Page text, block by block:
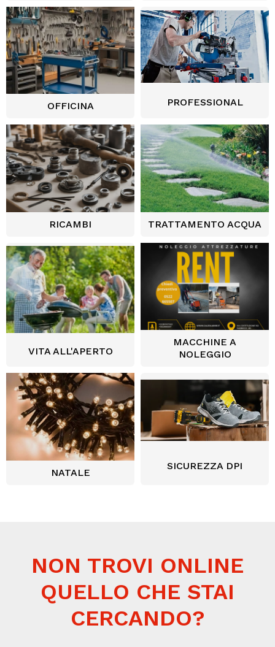
Corrente di uscita carica batteria:
Livello di potenza sonora garantito (LwA)
dB(A):96
Livello di pressione sonora all'orecchio operatore
(LpA) dB(A):81
Livello di potenza sonora misurato (LwA)
dB(A):93.4
Livello vibrazioni (m/s2): 2.27
Peso confezione:3.06 kg
Peso prodotto senza batteria:2.5 kg
Peso prodotto:2.5 kg
Peso prodotto con kit aspirazione:3.9 kg
Larghezza prodotto:160 mm
Altezza prodotto:260 mm
OFFICINA PROFESSIONAL
RICAMBI TRATTAMENTO ACQUA
VITA ALL'APERTO
MACCHINE A
NOLEGGIO
NATALE
SICUREZZA DPI
NON TROVI ONLINE
QUELLO CHE STAI
CERCANDO?